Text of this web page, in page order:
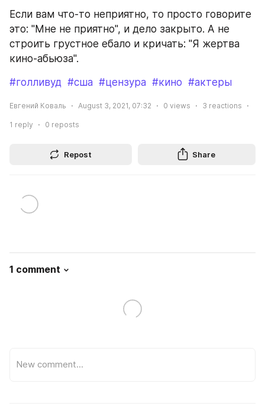
Если вам что-то неприятно, то просто говорите
это: "Мне не приятно", и дело закрыто. А не
строить грустное ебало и кричать: "Я жертва
кино-абьюза".
#голливуд #сша #цензура #кино #актеры
Евгений Коваль August 3, 2021, 07:32 0 views 3 reactions
1 reply 0 reposts
Repost Share
1 comment